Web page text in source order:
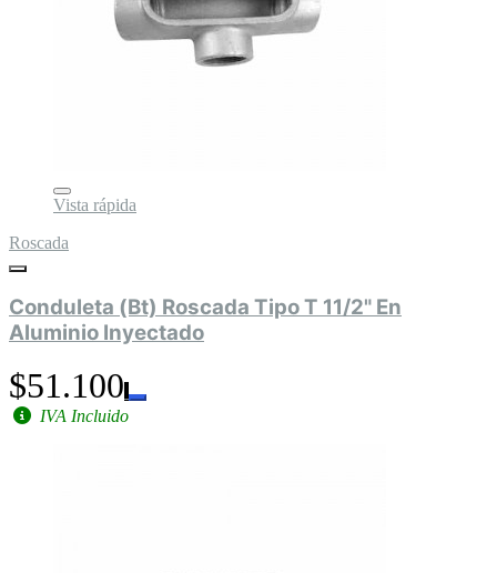
Vista rápida
Roscada
Conduleta (Bt) Roscada Tipo T 11/2" En
Aluminio Inyectado
$51.100
IVA Incluido